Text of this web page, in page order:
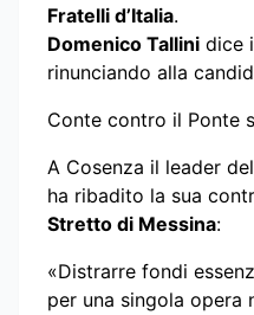
Fratelli d’Italia.
Domenico Tallini dice
rinunciando alla
Conte contro il Ponte
A Cosenza il leader
ha ribadito la sua
Stretto di Messina:
«Distrarre fondi
per una singola opera